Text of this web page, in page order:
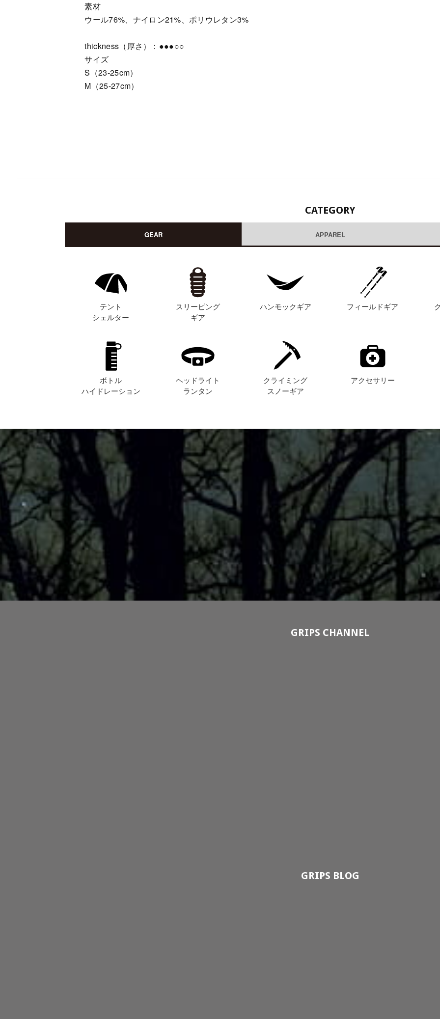
素材
ウール76%、ナイロン21%、ポリウレタン3%
thickness（厚さ）：●●●○○
サイズ
S（23-25cm）
M（25-27cm）
CATEGORY
GEAR APPAREL
テント
シェルター
スリーピング
ギア
ハンモックギア フィールドギア
ボトル
ハイドレーション
ヘッドライト
ランタン
クライミング
スノーギア
アクセサリー
GRIPS CHANNEL
GRIPS BLOG